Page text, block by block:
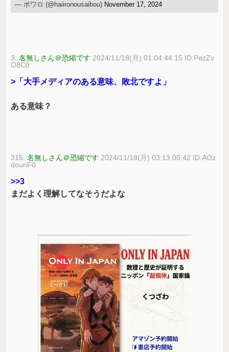
— ポワロ (@haiironousaibou) November 17, 2024
3:名無しさん＠恐縮です 2024/11/18(月) 01:04:44.15 ID:PezZv
O8C0
>「大手メディアのある意味、敗北ですよ」
ある意味？
315:名無しさん＠恐縮です 2024/11/18(月) 03:13:05.42 ID:AOz
dounF0
>>3
まだよく理解してなそうだよな